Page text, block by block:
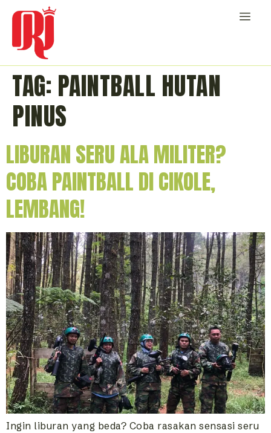
TAG: PAINTBALL HUTAN
PINUS
LIBURAN SERU ALA MILITER?
COBA PAINTBALL DI CIKOLE,
LEMBANG!
Ingin liburan yang beda? Coba rasakan sensasi seru